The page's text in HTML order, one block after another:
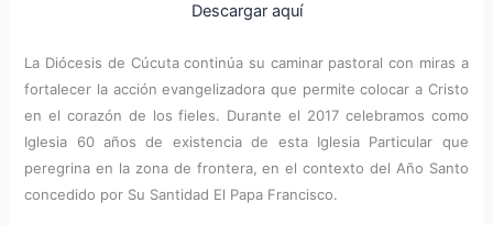
Descargar aquí
La Diócesis de Cúcuta continúa su caminar pastoral con miras a
fortalecer la acción evangelizadora que permite colocar a Cristo
en el corazón de los fieles. Durante el 2017 celebramos como
Iglesia 60 años de existencia de esta Iglesia Particular que
peregrina en la zona de frontera, en el contexto del Año Santo
concedido por Su Santidad El Papa Francisco.